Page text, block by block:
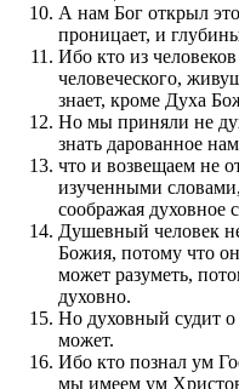
А нам Бог открыл
проницает, и
Ибо кто из
человеческого,
знает, кроме Духа
Но мы приняли не
знать дарованное
что и возвещаем не
изученными
соображая духовное
Душевный человек
Божия, потому что
может разуметь,
духовно.
Но духовный судит о
может.
Ибо кто познал ум
мы имеем ум